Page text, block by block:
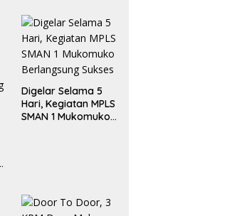
Digelar Selama 5
Hari, Kegiatan MPLS
SMAN 1 Mukomuko